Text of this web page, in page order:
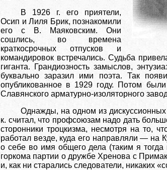
В 1926 г. его приятели,
Осип и Лиля Брик, познакомили
его с В. Маяковским. Они
сошлись, во времена
краткосрочных отпусков и
командировок встречались. Судьба
гиганта. Грандиозность замыслов,
буквально заразил ими поэта. Так
опубликованное в 1929 году. Потом
Славянского арматурно-изоляторного
Однажды, на одном из
к. считал, что профсоюзам надо дать
сторонники троцкизма, несмотря на то,
работал везде, куда его направляли — на
о себе во имя общего дела (таким я
горкома партии о дружбе Хренова с
и, как ни старались следователи, никаких